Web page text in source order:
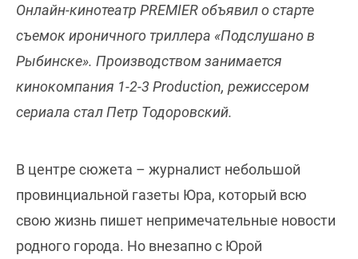
Онлайн-кинотеатр PREMIER объявил о старте
съемок ироничного триллера «Подслушано в
Рыбинске». Производством занимается
кинокомпания 1-2-3 Production, режиссером
сериала стал Петр Тодоровский.
В центре сюжета – журналист небольшой
провинциальной газеты Юра, который всю
свою жизнь пишет непримечательные новости
родного города. Но внезапно с Юрой